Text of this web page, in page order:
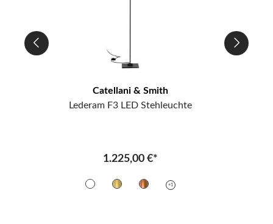
Catellani & Smith
Lederam F3 LED Stehleuchte
1.225,00 €*
+1